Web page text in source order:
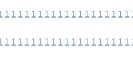
1 1 1 1 1 1 1 1 1 1 1 1 1 1 1 1 1 1 1
1 1 1 1 1 1 1 1 1 1 1 1 1 1 1 1 1 1 1